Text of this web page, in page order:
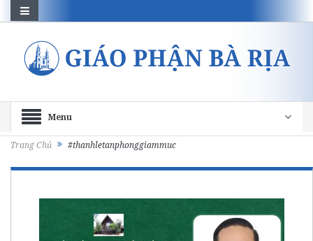
Menu
Trang Chủ #thanhletanphonggiammuc